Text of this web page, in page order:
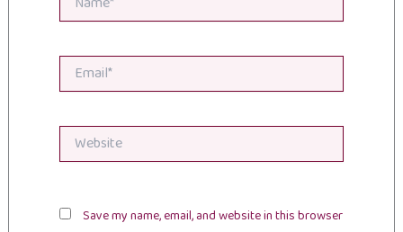
Email*
Website
Save my name, email, and website in this browser